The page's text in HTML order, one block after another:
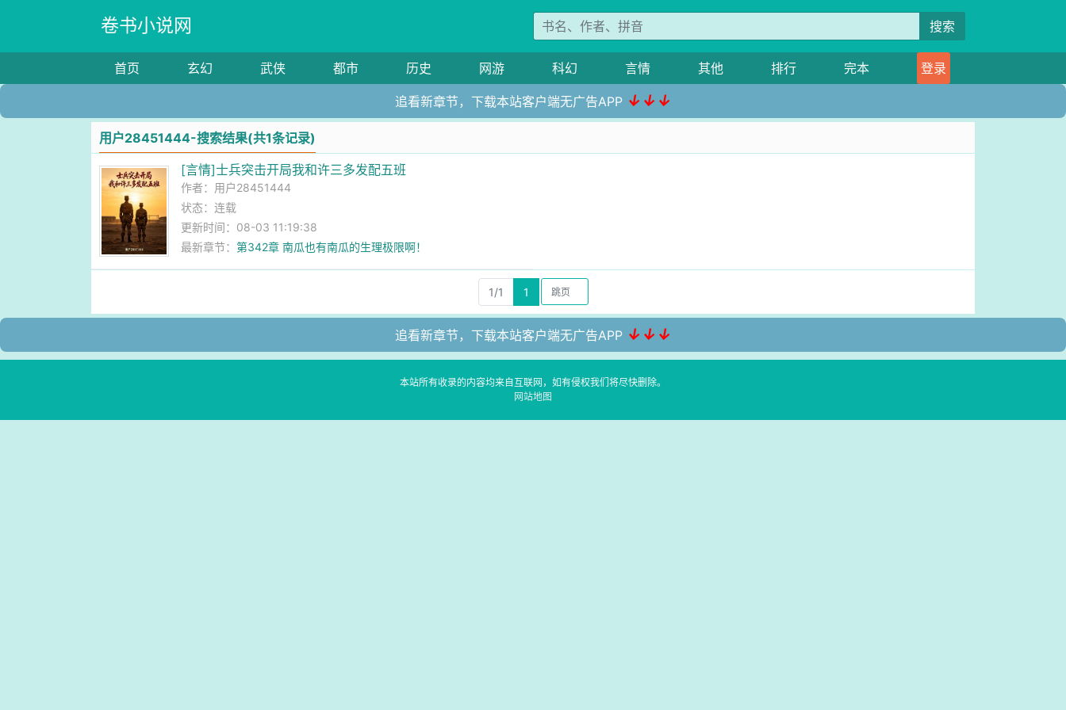
卷书小说网 搜索
首页 玄幻 武侠 都市 历史 网游 科幻 言情 其他 排行 完本 登录
追看新章节，下载本站客户端无广告APP ↓↓↓
用户28451444-搜索结果(共1条记录)
[言情]士兵突击开局我和许三多发配五班
作者： 用户28451444
状态：连载
更新时间：08-03 11:19:38
最新章节：第342章 南瓜也有南瓜的生理极限啊！
1/1 1
追看新章节，下载本站客户端无广告APP ↓↓↓
本站所有收录的内容均来自互联网，如有侵权我们将尽快删除。
网站地图